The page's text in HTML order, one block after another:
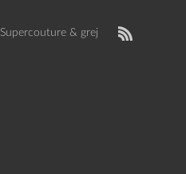
Supercouture & grej